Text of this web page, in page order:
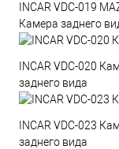
INCAR VDC-019
Камера заднего
INCAR VDC-020
заднего вида
INCAR VDC-023
заднего вида